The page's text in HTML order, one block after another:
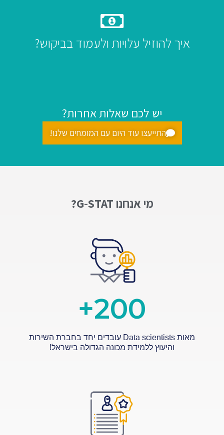
איך להוזיל עלויות ולעמוד בביקוש?
מודל אופטימיזציה לקווי ייצור בהתאם לדרישות, נהלים ועלויות
יש לכם שאלות אחרות?
התייעצו עוד היום עם המומחים שלנו!
מי אנחנו G-STAT?
200
+
מאות Data scientists עובדים יחד בחברת השירות
והיעוץ ללמידת מכונה הגדולה בישראל!